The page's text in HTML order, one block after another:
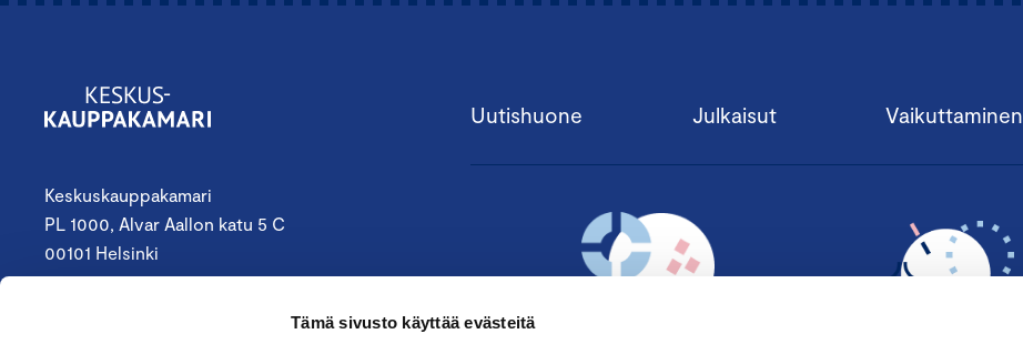
Tämä sivusto käyttää evästeitä
Keskuskauppakamari
PL 1000, Alvar Aallon katu 5 C
00101 Helsinki
keskuskauppakamari@chamber.fi
Uutishuone Julkaisut Vaikuttaminen